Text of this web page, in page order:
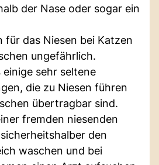
der Nase oder sogar ein
für das Niesen bei Katzen
ungefährlich.
sehr seltene
die zu Niesen führen
übertragbar sind.
fremden niesenden
den
waschen und bei